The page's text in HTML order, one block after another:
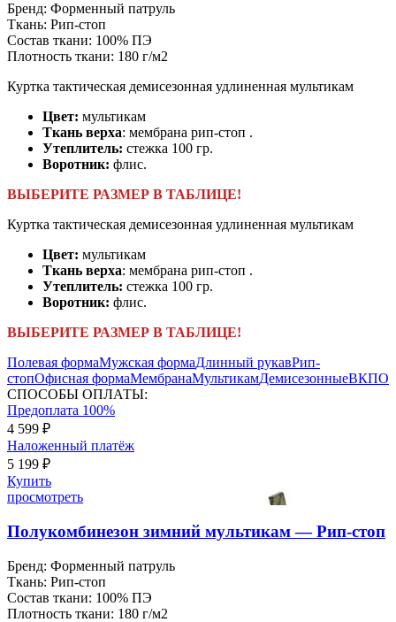
Бренд: Форменный патруль
Ткань: Рип-стоп
Состав ткани: 100% ПЭ
Плотность ткани: 180 г/м2
Куртка тактическая демисезонная удлиненная мультикам
Цвет: мультикам
Ткань верха: мембрана рип-стоп .
Утеплитель: стежка 100 гр.
Воротник: флис.
ВЫБЕРИТЕ РАЗМЕР В ТАБЛИЦЕ!
Куртка тактическая демисезонная удлиненная мультикам
Цвет: мультикам
Ткань верха: мембрана рип-стоп .
Утеплитель: стежка 100 гр.
Воротник: флис.
ВЫБЕРИТЕ РАЗМЕР В ТАБЛИЦЕ!
Полевая формаМужская формаДлинный рукавРип-
стопОфисная формаМембранаМультикамДемисезонныеВКПО
СПОСОБЫ ОПЛАТЫ:
Предоплата 100%
4 599 ₽
Наложенный платёж
5 199 ₽
Купить
просмотреть
Полукомбинезон зимний мультикам — Рип-стоп
Бренд: Форменный патруль
Ткань: Рип-стоп
Состав ткани: 100% ПЭ
Плотность ткани: 180 г/м2